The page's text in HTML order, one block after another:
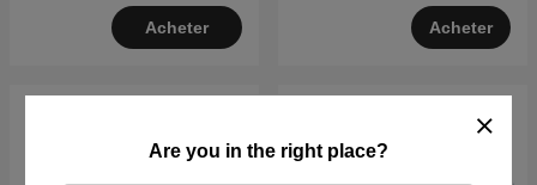
Are you in the right place?
Acheter Acheter